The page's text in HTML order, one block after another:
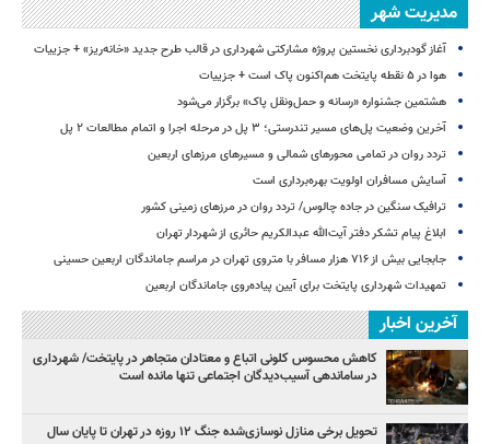
مدیریت شهر
آغاز گودبرداری نخستین پروژه مشارکتی شهرداری در قالب طرح جدید «خانه‌ریز» + جزییات
هوا در ۵ نقطه پایتخت هم‌اکنون پاک است + جزییات
هشتمین جشنواره «رسانه و حمل‌ونقل پاک» برگزار می‌شود
آخرین وضعیت پل‌های مسیر تندرستی؛ ۳ پل در مرحله اجرا و اتمام مطالعات ۲ پل
تردد روان در تمامی محورهای شمالی و مسیرهای مرزهای اربعین
آسایش مسافران اولویت بهره‌برداری است
ترافیک سنگین در جاده چالوس/ تردد روان در مرزهای زمینی کشور
ابلاغ پیام تشکر دفتر آیت‌الله عبدالکریم حائری از شهردار تهران
جابجایی بیش از ۷۱۶ هزار مسافر با متروی تهران در مراسم جاماندگان اربعین حسینی
تمهیدات شهرداری پایتخت برای آیین پیاده‌روی جاماندگان اربعین
آخرین اخبار
کاهش محسوس کلونی اتباع و معتادان متجاهر در پایتخت/ شهرداری
در ساماندهی آسیب‌دیدگان اجتماعی تنها مانده است
تحویل برخی منازل نوسازی‌شده جنگ ۱۲ روزه در تهران تا پایان سال